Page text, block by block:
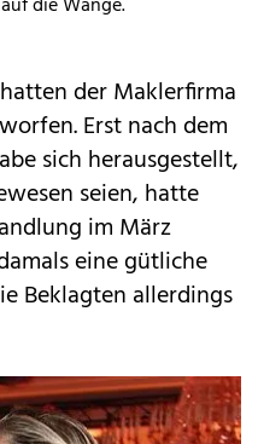
die Wange.
der Maklerfirma
Erst nach dem
sich herausgestellt,
seien, hatte
im März
eine gütliche
Beklagten allerdings